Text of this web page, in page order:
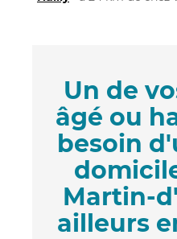
Un de
âgé ou
besoin
Martin-
ailleurs